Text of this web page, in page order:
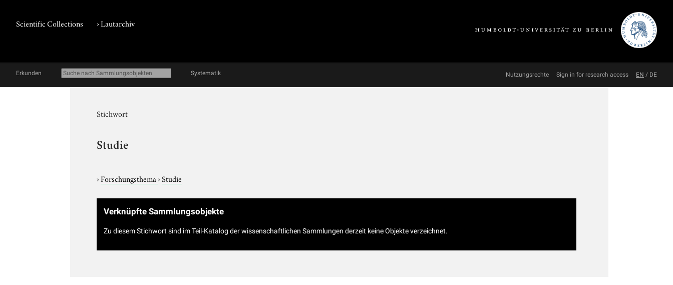
Scientific Collections ›Lautarchiv
Erkunden Systematik Nutzungsrechte Sign in for research access EN / DE
Stichwort
Studie
›Forschungsthema›Studie
Verknüpfte Sammlungsobjekte
Zu diesem Stichwort sind im Teil-Katalog der wissenschaftlichen Sammlungen derzeit keine Objekte verzeichnet.